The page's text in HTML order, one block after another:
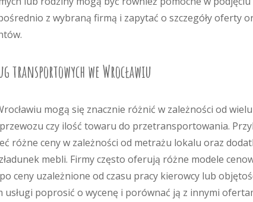
z wybraną firmą i zapytać o szczegóły oferty
transportowych we Wrocławiu
mogą się znacznie różnić w zależności od
czy ilość towaru do przetransportowania.
różne ceny w zależności od metrażu lokalu oraz
mebli. Firmy często oferują różne modele
ceny uzależnione od czasu pracy kierowcy lub
poprosić o wycenę i porównać ją z innymi